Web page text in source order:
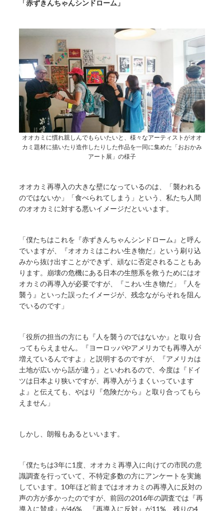
「赤ずきんちゃんシンドローム」
オオカミに慣れ親しんでもらいたいと、様々なアーティストがオオ
カミ題材に描いたり造作したりした作品を一同に集めた「おおかみ
アート展」の様子
オオカミ再導入の大きな壁になっているのは、「襲われる
のではないか」「食べられてしまう」という、私たち人間
のオオカミに対する悪いイメージだといいます。
「僕たちはこれを『赤ずきんちゃんシンドローム』と呼ん
でいますが、『オオカミはこわい生き物だ」という刷り込
みから抜け出すことができず、頑なに否定されることもあ
ります。崩壊の危機にある日本の生態系を救うためにはオ
オカミの再導入が必要ですが、『こわい生き物だ」『人を
襲う』といった誤ったイメージが、残念ながらそれを阻ん
でいるのです」
「役所の担当の方にも『人を襲うのではないか』と取り合
ってもらえません。『ヨーロッパやアメリカでも再導入が
増えているんですよ」と説明するのですが、『アメリカは
土地が広いから話が違う』といわれるので、今度は『ドイ
ツは日本より狭いですが、再導入がうまくいっています
よ』と伝えても、やはり『危険だから』と取り合ってもら
えません」
しかし、朗報もあるといいます。
「僕たちは3年に1度、オオカミ再導入に向けての市民の意
識調査を行っていて、不特定多数の方にアンケートを実施
しています。10年ほど前まではオオカミの再導入に反対の
声の方が多かったのですが、前回の2016年の調査では『再
導入に賛成』が46%、『再導入に反対』が11%、残りの4